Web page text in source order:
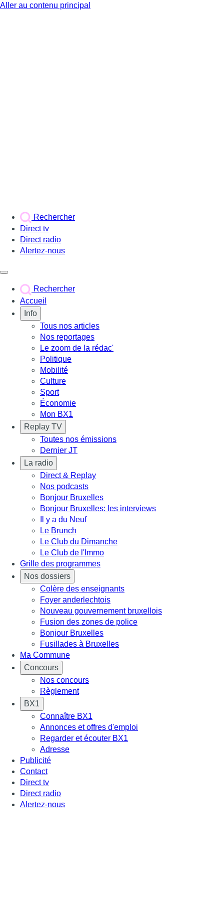
Aller au contenu principal
Rechercher
Direct tv
Direct radio
Alertez-nous
Rechercher
Accueil
Info
Tous nos articles
Nos reportages
Le zoom de la rédac'
Politique
Mobilité
Culture
Sport
Économie
Mon BX1
Replay TV
Toutes nos émissions
Dernier JT
La radio
Direct & Replay
Nos podcasts
Bonjour Bruxelles
Bonjour Bruxelles: les interviews
Il y a du Neuf
Le Brunch
Le Club du Dimanche
Le Club de l'Immo
Grille des programmes
Nos dossiers
Colère des enseignants
Foyer anderlechtois
Nouveau gouvernement bruxellois
Fusion des zones de police
Bonjour Bruxelles
Fusillades à Bruxelles
Ma Commune
Concours
Nos concours
Règlement
BX1
Connaître BX1
Annonces et offres d'emploi
Regarder et écouter BX1
Adresse
Publicité
Contact
Direct tv
Direct radio
Alertez-nous